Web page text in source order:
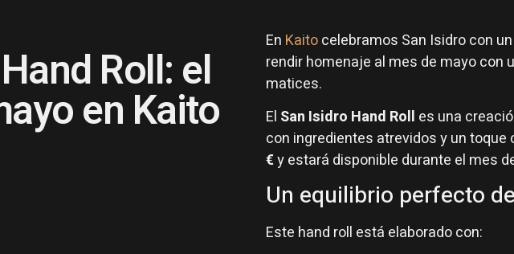
Roll: el
en Kaito
En Kaitocelebramos San Isidro con
rendir homenaje al mes de mayo con
matices.
El San Isidro Hand Roll es una
con ingredientes atrevidos y un
€y estará disponible durante el mes
Un equilibrio perfecto
Este hand roll está elaborado con: